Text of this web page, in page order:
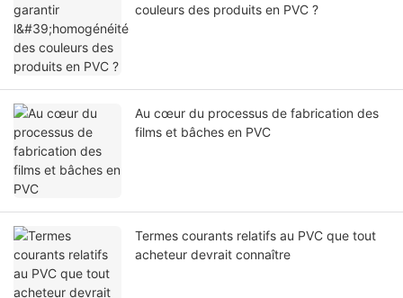
couleurs des produits en PVC ?
Au cœur du processus de fabrication des
films et bâches en PVC
Termes courants relatifs au PVC que tout
acheteur devrait connaître